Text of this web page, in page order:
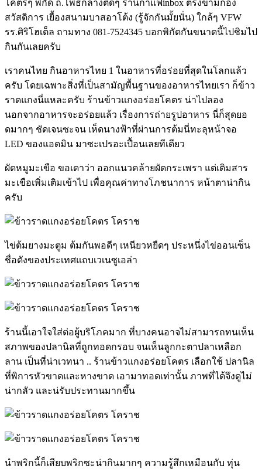
โคตรๆ พิกัด ถ.โพธิ์กลางติดๆ ร้านกาแฟinbox ตรงข้ามกอง
สวัสดิการ เยื้องสนามบาสอาโต้ง (รู้จักกันมั้ยนั่น) ใกล้ๆ VFW
รร.ศิริโฮเต็ล ถามทาง 081-7524345 บอกพิกัดกันขนาดนี้ไปชิมไป
กินกันเลยครับ
เราคนไทย กินอาหารไทย 1 ในอาหารที่อร่อยที่สุดในโลกแล้ว
ครับ โดยเฉพาะสิ่งที่เป็นสามัญพื้นฐานของอาหารไทยเรา ก็ข้าว
ราดแกงนี่แหละครับ ร้านข้าวแกงอร่อยโคตร น่าไปลอง
นอกจากอาหารจะอร่อยแล้ว เรื่องการถ่ายรูปอาหาร นี่ก็สุดยอ
ดมากๆ ชัดเจนซะจน เห็ดนางฟ้าที่ผ่านการต้มนี่ทะลุหน้าจอ
LED ของแอดมิน มาซะเปรอะเปื้อนเลยทีเดียว
ผัดหมูมะเขือ ขอเดาว่า ออกแนวคล้ายผัดกระเพรา แต่เติมสาร
มะเขือเพิ่มเติมเข้าไป เพื่อคุณค่าทางโภชนาการ หน้าตาน่ากิน
ครับ
ไข่ต้มยางมะตูม ต้มกันพอดีๆ เหนียวหยืดๆ ประหนึ่งไข่ออนเซ็น
ชื่อดังของประเทศแถบเวเนซูเอล่า
ร้านนี้เอาใจใส่ต่อผู้บริโภคมาก ที่บางคนอาจไม่สามารถทนเห็น
สภาพของปลานิลที่ถูกทอดกรอบ จนเห็นลูกกะตาปลาเหลือก
ลาน เป็นที่น่าเวทนา .. ร้านข้าวแกงอร่อยโคตร เลือกใช้ ปลานิล
ที่พิการหัวขาดและหางขาด เอามาทอดเท่านั้น ภาพที่ได้จึงดูไม่
น่ากลัว และน่รับประทานมากขึ้น
นำพริกนี้ก็เสียบพริกซะน่ากินมากๆ ความรู้สึกเหมือนกับ ทุ่น